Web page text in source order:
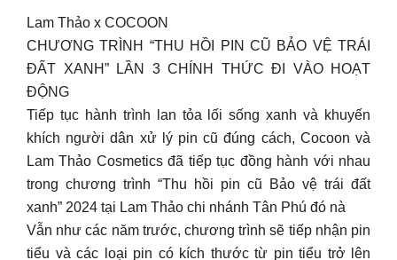
Lam Thảo x COCOON
CHƯƠNG TRÌNH “THU HỒI PIN CŨ BẢO VỆ TRÁI
ĐẤT XANH” LẦN 3 CHÍNH THỨC ĐI VÀO HOẠT
ĐỘNG
Tiếp tục hành trình lan tỏa lối sống xanh và khuyến
khích người dân xử lý pin cũ đúng cách, Cocoon và
Lam Thảo Cosmetics đã tiếp tục đồng hành với nhau
trong chương trình “Thu hồi pin cũ Bảo vệ trái đất
xanh” 2024 tại Lam Thảo chi nhánh Tân Phú đó nà
Vẫn như các năm trước, chương trình sẽ tiếp nhận pin
tiểu và các loại pin có kích thước từ pin tiểu trở lên